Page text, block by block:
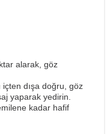
alarak, göz
içten dışa doğru, göz
yaparak yedirin.
kadar hafif